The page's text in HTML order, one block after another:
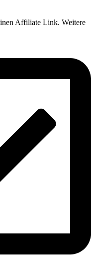
Affiliate Link. Weitere